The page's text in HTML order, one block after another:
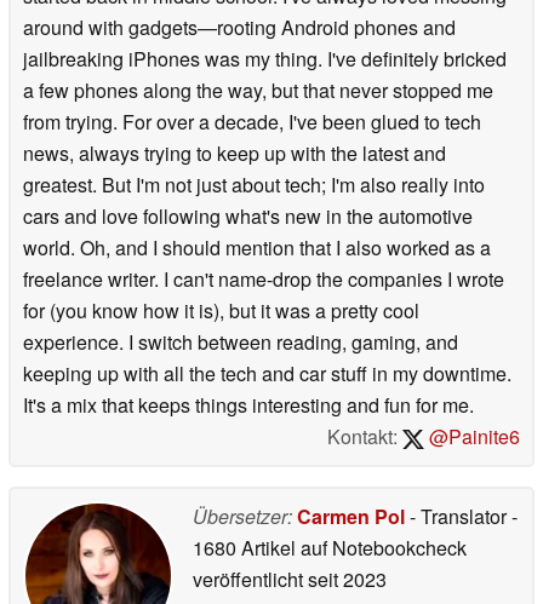
around with gadgets—rooting Android phones and
jailbreaking iPhones was my thing. I've definitely bricked
a few phones along the way, but that never stopped me
from trying. For over a decade, I've been glued to tech
news, always trying to keep up with the latest and
greatest. But I'm not just about tech; I'm also really into
cars and love following what's new in the automotive
world. Oh, and I should mention that I also worked as a
freelance writer. I can't name-drop the companies I wrote
for (you know how it is), but it was a pretty cool
experience. I switch between reading, gaming, and
keeping up with all the tech and car stuff in my downtime.
It's a mix that keeps things interesting and fun for me.
Kontakt:
@Painite6
Übersetzer:Carmen Pol- Translator-
1680 Artikel auf Notebookcheck
veröffentlichtseit 2023